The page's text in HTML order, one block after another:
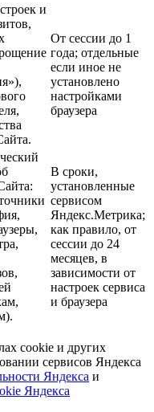
и
От сессии до 1
года; отдельные
если иное не
установлено
настройками
браузера
В сроки,
установленные
сервисом
Яндекс.Метрика;
как правило, от
сессии до 24
месяцев, в
зависимости от
настроек сервиса
и браузера
cookie и других
сервисов Яндекса
Яндекса и
Яндекса